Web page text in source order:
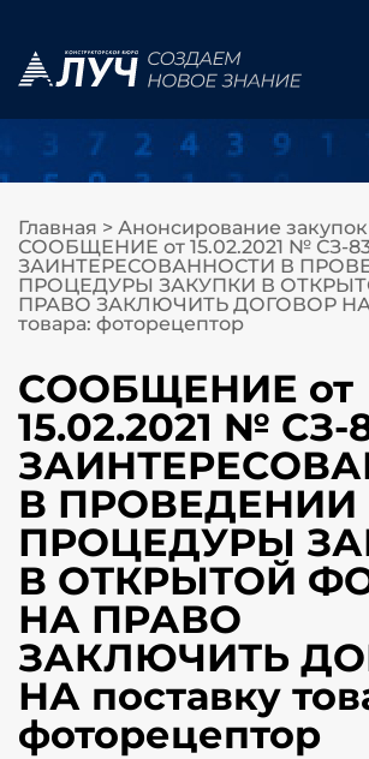
Главная > Анонсирование закупок
СООБЩЕНИЕ от 15.02.2021 № СЗ-
ЗАИНТЕРЕСОВАННОСТИ В
ПРОЦЕДУРЫ ЗАКУПКИ В
ПРАВО ЗАКЛЮЧИТЬ ДОГОВОР НА
товара: фоторецептор
СООБЩЕНИЕ от
15.02.2021 № СЗ-
В ПРОВЕДЕНИИ
ПРОЦЕДУРЫ
В ОТКРЫТОЙ
НА ПРАВО
ЗАКЛЮЧИТЬ
НА поставку
фоторецептор